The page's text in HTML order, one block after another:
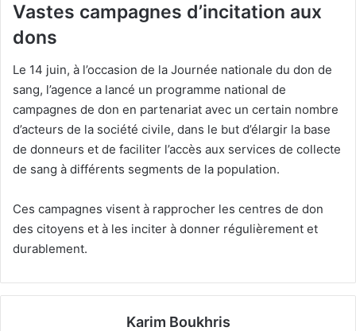
Vastes campagnes d’incitation aux
dons
Le 14 juin, à l’occasion de la Journée nationale du don de
sang, l’agence a lancé un programme national de
campagnes de don en partenariat avec un certain nombre
d’acteurs de la société civile, dans le but d’élargir la base
de donneurs et de faciliter l’accès aux services de collecte
de sang à différents segments de la population.
Ces campagnes visent à rapprocher les centres de don
des citoyens et à les inciter à donner régulièrement et
durablement.
Karim Boukhris